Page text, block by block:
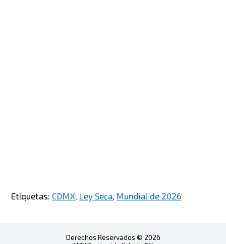
Etiquetas: CDMX Ley Seca Mundial de 2026
Derechos Reservados © 2026